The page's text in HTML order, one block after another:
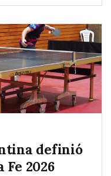
definió
2026